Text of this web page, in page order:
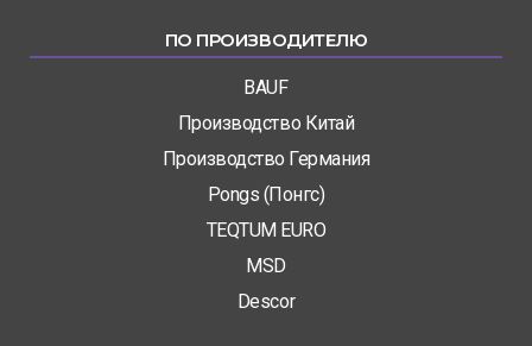
ПО ПРОИЗВОДИТЕЛЮ
BAUF
Производство Китай
Производство Германия
Pongs (Понгс)
TEQTUM EURO
MSD
Descor